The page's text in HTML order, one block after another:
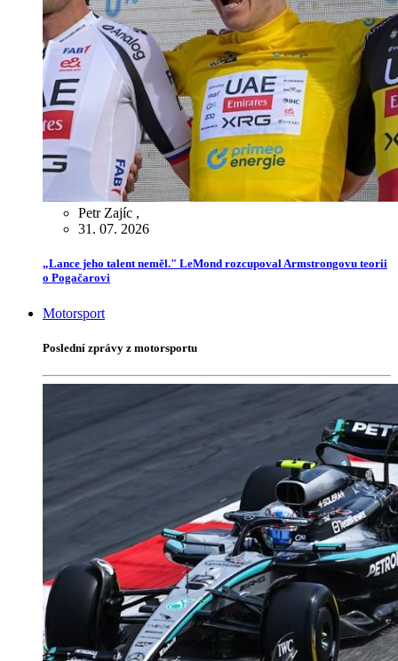
Petr Zajíc ,
31. 07. 2026
„Lance jeho talent neměl." LeMond rozcupoval Armstrongovu teorii
o Pogačarovi
Motorsport
Poslední zprávy z motorsportu